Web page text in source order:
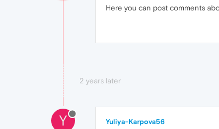
Here you can post comments
2 years later
Y Yuliya-Karpova56